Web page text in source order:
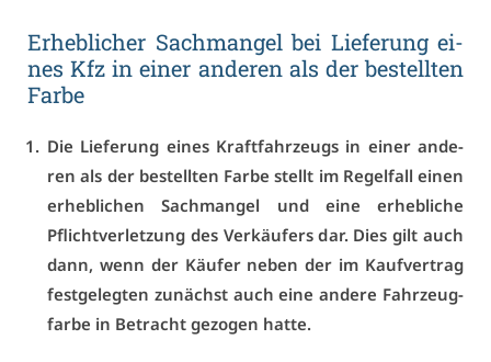
Er­heb­li­cher Sach­man­gel bei Lie­fe­rung ei­
nes Kfz in ei­ner an­de­ren als der be­stell­ten
Far­be
Die Lie­fe­rung ei­nes Kraft­fahr­zeugs in ei­ner an­de­
ren als der be­stell­ten Far­be stellt im Re­gel­fall ei­nen
er­heb­li­chen Sach­man­gel und ei­ne er­heb­li­che
Pflicht­ver­let­zung des Ver­käu­fers dar. Dies gilt auch
dann, wenn der Käu­fer ne­ben der im Kauf­ver­trag
fest­ge­leg­ten zu­nächst auch ei­ne an­de­re Fahr­zeug­
far­be in Be­tracht ge­zo­gen hat­te.